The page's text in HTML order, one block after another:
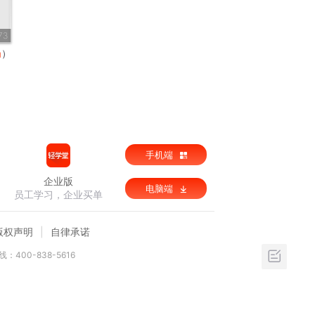
）
企业版
员工学习，企业买单
手机端
电脑端
权声明 自律承诺
：400-838-5616